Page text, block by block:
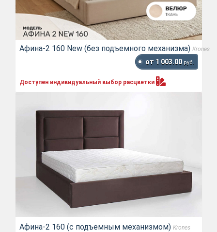
Афина-2 160 New (без подъемного механизма) Krones
от 1 003.00 руб.
Доступен индивидуальный выбор расцветки
Афина-2 160 (с подъемным механизмом) Krones